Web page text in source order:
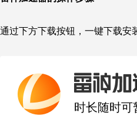
通过下方下载按钮，一键下载安
雷神加
时长随时可